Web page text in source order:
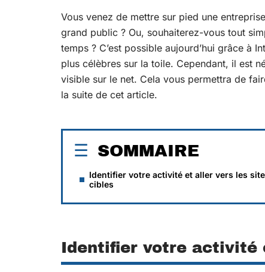
Vous venez de mettre sur pied une
grand public ? Ou, souhaiterez-vous tout
temps ? C’est possible aujourd’hui grâce à
plus célèbres sur la toile. Cependant, il est
visible sur le net. Cela vous permettra de
la suite de cet article.
SOMMAIRE
Identifier votre activité et aller vers les
cibles
Identifier votre activité